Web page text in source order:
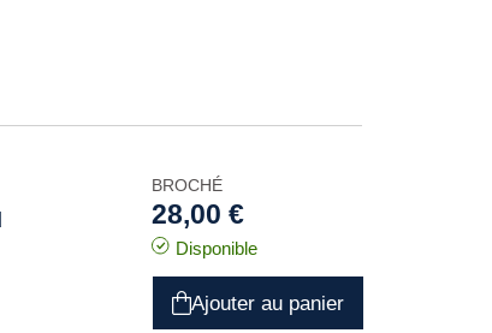
BROCHÉ
28,00 €
Disponible
Ajouter au panier